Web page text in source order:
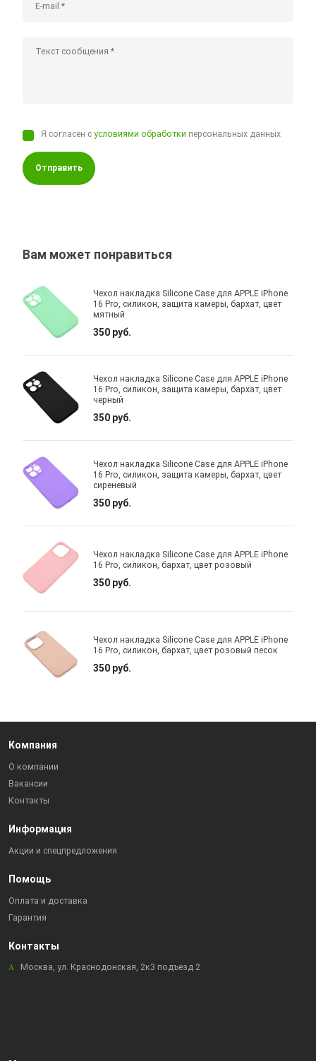
Я согласен сусловиями обработки персональных данных
Отправить
Вам может понравиться
Чехол накладка Silicone Case для APPLE iPhone
16 Pro, силикон, защита камеры, бархат, цвет
мятный
350 руб.
Чехол накладка Silicone Case для APPLE iPhone
16 Pro, силикон, защита камеры, бархат, цвет
черный
350 руб.
Чехол накладка Silicone Case для APPLE iPhone
16 Pro, силикон, защита камеры, бархат, цвет
сиреневый
350 руб.
Чехол накладка Silicone Case для APPLE iPhone
16 Pro, силикон, бархат, цвет розовый
350 руб.
Чехол накладка Silicone Case для APPLE iPhone
16 Pro, силикон, бархат, цвет розовый песок
350 руб.
Компания
О компании
Вакансии
Контакты
Информация
Акции и спецпредложения
Помощь
Оплата и доставка
Гарантия
Контакты
Москва, ул. Краснодонская, 2к3 подъезд 2